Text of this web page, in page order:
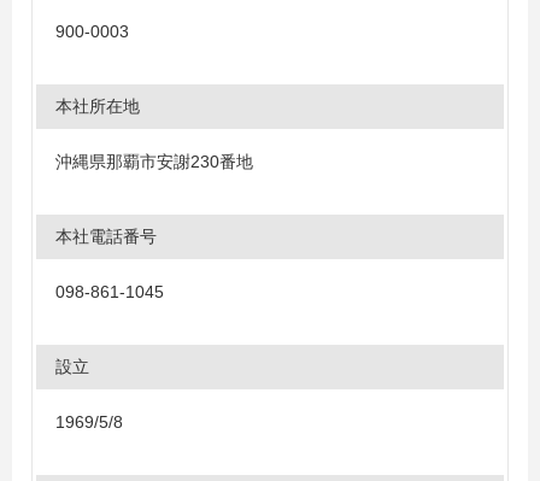
900-0003
本社所在地
沖縄県那覇市安謝230番地
本社電話番号
098-861-1045
設立
1969/5/8